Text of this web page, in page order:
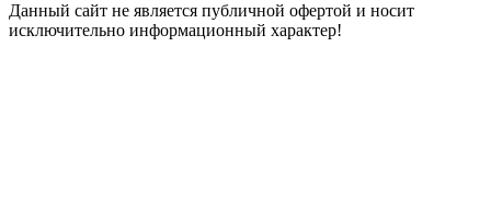
Данный сайт не является публичной офертой и носит
исключительно информационный характер!